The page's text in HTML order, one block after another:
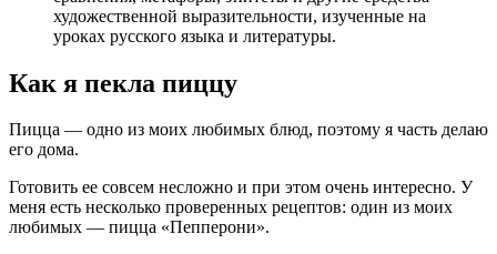
художественной выразительности, изученные на
уроках русского языка и литературы.
Как я пекла пиццу
Пицца — одно из моих любимых блюд, поэтому я часть делаю
его дома.
Готовить ее совсем несложно и при этом очень интересно. У
меня есть несколько проверенных рецептов: один из моих
любимых — пицца «Пепперони».